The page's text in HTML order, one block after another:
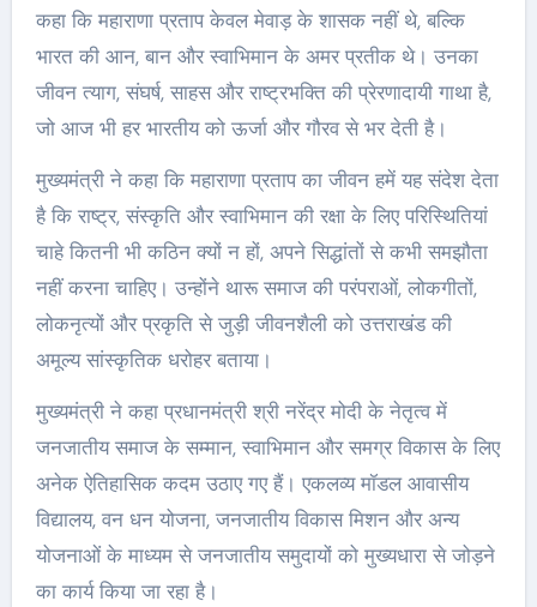
कहा कि महाराणा प्रताप केवल मेवाड़ के शासक नहीं थे, बल्कि
भारत की आन, बान और स्वाभिमान के अमर प्रतीक थे। उनका
जीवन त्याग, संघर्ष, साहस और राष्ट्रभक्ति की प्रेरणादायी गाथा है,
जो आज भी हर भारतीय को ऊर्जा और गौरव से भर देती है।
मुख्यमंत्री ने कहा कि महाराणा प्रताप का जीवन हमें यह संदेश देता
है कि राष्ट्र, संस्कृति और स्वाभिमान की रक्षा के लिए परिस्थितियां
चाहे कितनी भी कठिन क्यों न हों, अपने सिद्धांतों से कभी समझौता
नहीं करना चाहिए। उन्होंने थारू समाज की परंपराओं, लोकगीतों,
लोकनृत्यों और प्रकृति से जुड़ी जीवनशैली को उत्तराखंड की
अमूल्य सांस्कृतिक धरोहर बताया।
मुख्यमंत्री ने कहा प्रधानमंत्री श्री नरेंद्र मोदी के नेतृत्व में
जनजातीय समाज के सम्मान, स्वाभिमान और समग्र विकास के लिए
अनेक ऐतिहासिक कदम उठाए गए हैं। एकलव्य मॉडल आवासीय
विद्यालय, वन धन योजना, जनजातीय विकास मिशन और अन्य
योजनाओं के माध्यम से जनजातीय समुदायों को मुख्यधारा से जोड़ने
का कार्य किया जा रहा है।